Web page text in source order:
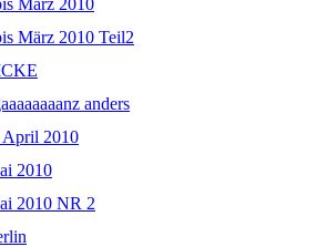
März 2010
März 2010 Teil2
anders
April 2010
2010
2010 NR 2